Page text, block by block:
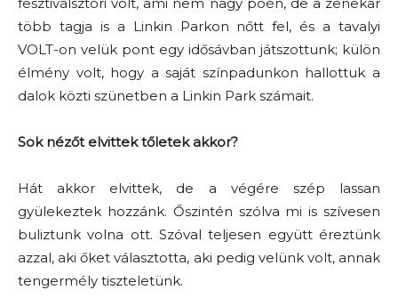
több tagja is a Linkin Parkon nőtt fel, és a tavalyi
VOLT-on velük pont egy idősávban játszottunk; külön
élmény volt, hogy a saját színpadunkon hallottuk a
dalok közti szünetben a Linkin Park számait.
Sok nézőt elvittek tőletek akkor?
Hát akkor elvittek, de a végére szép lassan
gyülekeztek hozzánk. Őszintén szólva mi is szívesen
buliztunk volna ott. Szóval teljesen együtt éreztünk
azzal, aki őket választotta, aki pedig velünk volt, annak
tengermély tiszteletünk.